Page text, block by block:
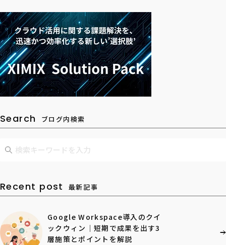
Search ブログ内検索
Recent post 最新記事
Google Workspace導入のクイ
ックウィン｜短期で成果を出す3
層施策とポイントを解説